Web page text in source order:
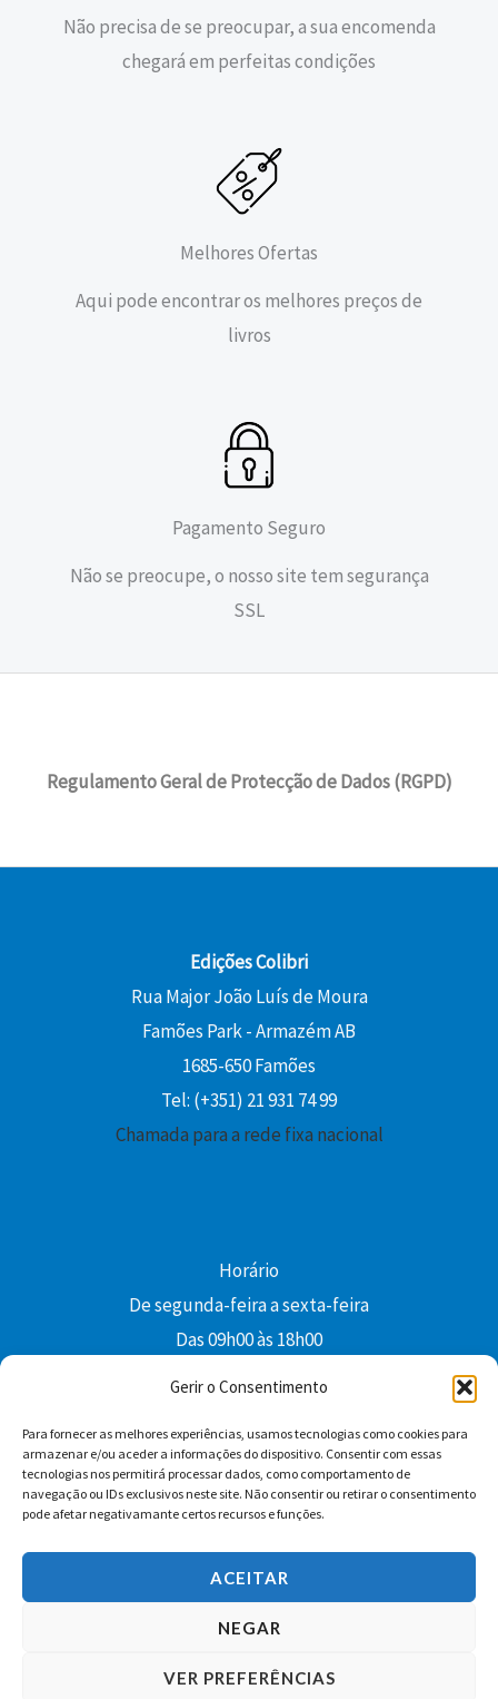
Gerir o Consentimento
Para fornecer as melhores experiências, usamos tecnologias como cookies para
armazenar e/ou aceder a informações do dispositivo. Consentir com essas
tecnologias nos permitirá processar dados, como comportamento de
navegação ou IDs exclusivos neste site. Não consentir ou retirar o consentimento
pode afetar negativamante certos recursos e funções.
ACEITAR
NEGAR
VER PREFERÊNCIAS
Não precisa de se preocupar, a sua encomenda
chegará em perfeitas condições
Melhores Ofertas
Aqui pode encontrar os melhores preços de
livros
Pagamento Seguro
Não se preocupe, o nosso site tem segurança
SSL
Regulamento Geral de Protecção de Dados (RGPD)
Edições Colibri
Rua Major João Luís de Moura
Famões Park - Armazém AB
1685-650 Famões
Tel: (+351) 21 931 74 99
Chamada para a rede fixa nacional
Horário
De segunda-feira a sexta-feira
Das 09h00 às 18h00
Facebook YouTube Instagram
Whatsapp
Condições Gerais de Venda
Copyright © 2026 Edições Colibri